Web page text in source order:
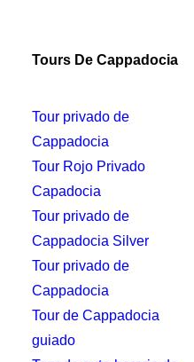
Tours De Cappadocia
Tour privado de
Cappadocia
Tour Rojo Privado
Capadocia
Tour privado de
Cappadocia Silver
Tour privado de
Cappadocia
Tour de Cappadocia
guiado